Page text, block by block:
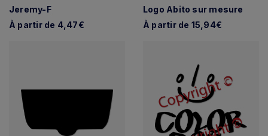
Jeremy-F
À partir de 4,47€
Logo Abito sur mesure
À partir de 15,94€